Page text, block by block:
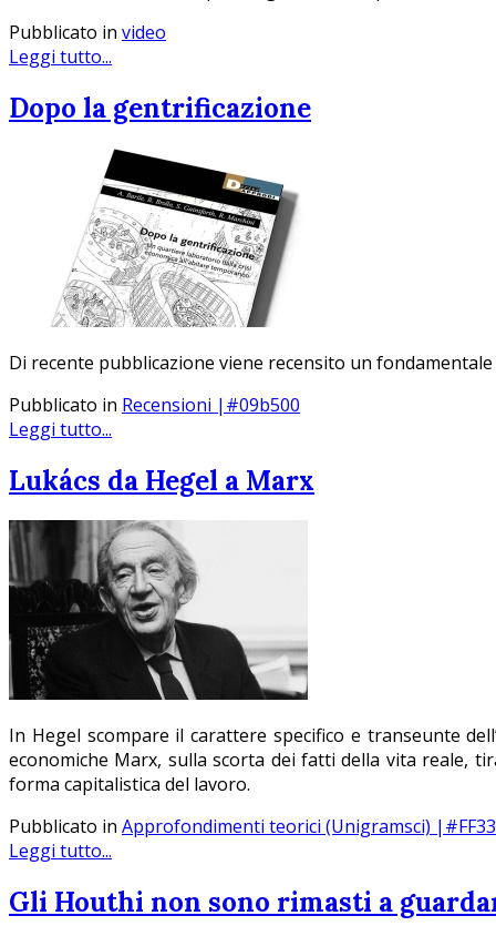
Pubblicato in video
Leggi tutto...
Dopo la gentrificazione
Di recente pubblicazione viene recensito un
Pubblicato in Recensioni |#09b500
Leggi tutto...
Lukács da Hegel a Marx
In Hegel scompare il carattere specifico e transeunte
economiche Marx, sulla scorta dei fatti della vita reale,
forma capitalistica del lavoro.
Pubblicato in Approfondimenti teorici (Unigramsci)
Leggi tutto...
Gli Houthi non sono rimasti a